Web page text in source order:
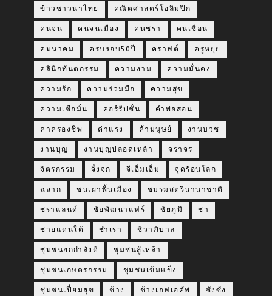
ข้าวชาวนาไทย คณิตศาสตร์โอลิมปิก
คนจน คนจนเมือง คนชรา คนเชือน
คมนาคม ครบรอบ50ปี คราฟต์ ครูหยุย
คลินิกทันตกรรม ความงาม ความมั่นคง
ความรัก ความร่วมมือ ความสุข
ความเชื่อมั่น คอร์รัปชั่น คำพ่อสอน
ค่าครองชีพ ค่าแรง ค้ามนุษย์ งานบวช
งานบุญ งานบุญปลอดเหล้า จราจร
จิตรกรรม จิ้งจก จีเอ็มเอ็ม จุดร้อนโลก
ฉลาก ชนเผ่าพื้นเมือง ชมรมสตรีนานาชาติ
ชราแลนด์ ชัยพัฒนาแฟร์ ชัยภูมิ ชา
ชายแดนใต้ ชำเรา ชีวาภิบาล
ชุมชนยกกำลังดี ชุมชนสู้เหล้า
ชุมชนเกษตรกรรม ชุมชนเข้มแข็ง
ชุมชนเปี่ยมสุข ช้าง ช้างเอฟเอคัพ ซังซัง